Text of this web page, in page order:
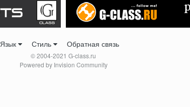
Язык Стиль Обратная связь
© 2004-2021 G-class.ru
Powered by Invision Community